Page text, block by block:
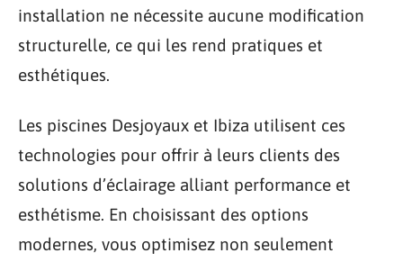
installation ne nécessite aucune modification
structurelle, ce qui les rend pratiques et
esthétiques.
Les piscines Desjoyaux et Ibiza utilisent ces
technologies pour offrir à leurs clients des
solutions d’éclairage alliant performance et
esthétisme. En choisissant des options
modernes, vous optimisez non seulement